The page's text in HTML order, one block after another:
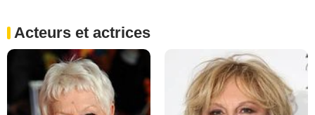
Acteurs et actrices